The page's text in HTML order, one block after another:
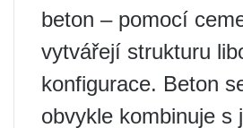
beton – pomocí
vytvářejí strukturu
konfigurace. Beton
obvykle kombinuje s